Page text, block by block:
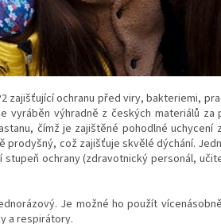
zajišťující ochranu před viry, bakteriemi,
vyráběn výhradně z českých materiálů
čímž je zajištěné pohodlné uchycení
prodyšný, což zajišťuje skvělé dýchání.
ochrany (zdravotnický personál,
Je možné ho použít
a respirátory.